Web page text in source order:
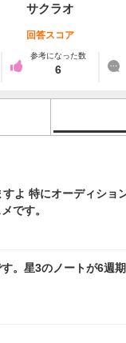
サクラオ
回答スコア
参考になった数
6
よ 特にオーディショ
です。
。星3のノートが6週